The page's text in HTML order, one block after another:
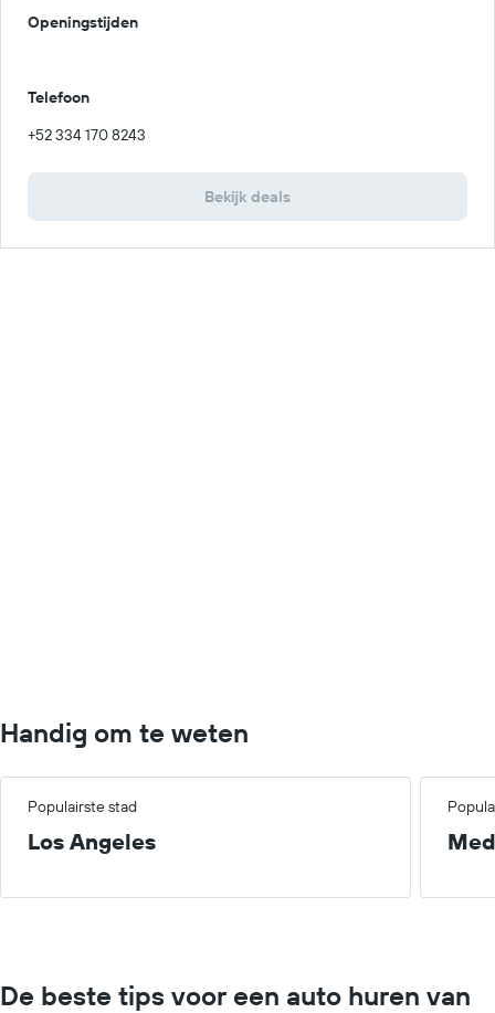
Openingstijden
Telefoon
+52 334 170 8243
Bekijk deals
Handig om te weten
Populairste stad
Los Angeles
De beste tips voor een auto huren van